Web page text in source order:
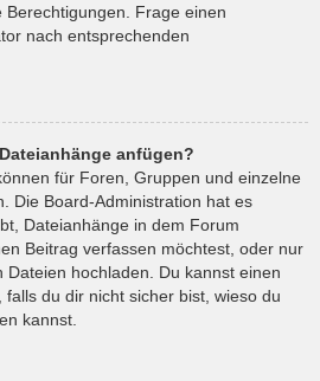
Frage einen
nach entsprechenden
anfügen?
für Foren, Gruppen und einzelne
Die Board-Administration hat es
Dateianhänge in dem Forum
Beitrag verfassen möchtest, oder nur
hochladen. Du kannst einen
du dir nicht sicher bist, wieso du
kannst.